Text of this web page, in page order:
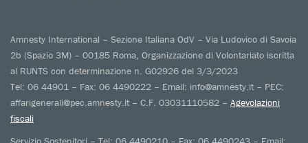
Amnesty International – Sezione Italiana OdV – Via Ludovico di Savoia
2b (Spazio 3M) – 00185 Roma, Organizzazione di Volontariato iscritta
al RUNTS con determinazione n. G02926 del 3/3/2023
Tel: 06 44901 – Fax: 06 4490222 – Email: info@amnesty.it – PEC:
affarigenerali@pec.amnesty.it – C.F. 03031110582 – Agevolazioni
fiscali